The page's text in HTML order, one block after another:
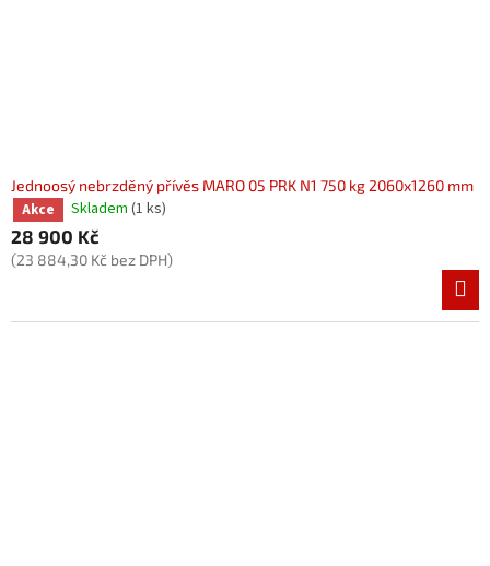
Jednoosý nebrzděný přívěs MARO 05 PRK N1 750 kg 2060x1260 mm
Akce Skladem (1 ks)
28 900 Kč
(23 884,30 Kč bez DPH)